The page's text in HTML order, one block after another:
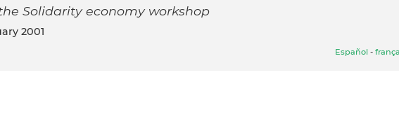
Solidarity economy workshop
2001
Español -